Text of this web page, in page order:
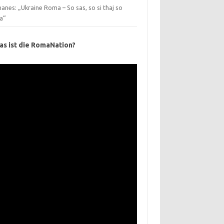
„Ukraine Roma – So sas, so si thaj so
ist die RomaNation?